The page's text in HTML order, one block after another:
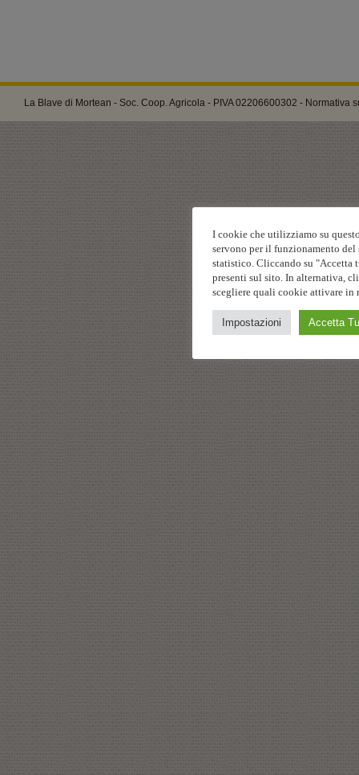
La Blave di Mortean - Soc. Coop. Agricola - PIVA 02206600302 - Normativa
I cookie che utilizziamo su
servono per il funzionamento del
statistico. Cliccando su
presenti sul sito. In alternativa,
scegliere quali cookie attivare in
Impostazioni Accetta